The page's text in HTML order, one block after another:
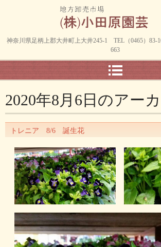
神奈川県足柄上郡大井町上大井245-1 TEL（0465）83-
663
2020年8月6日 のアー
トレニア 8/6 誕生花